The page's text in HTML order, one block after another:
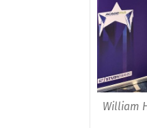
William